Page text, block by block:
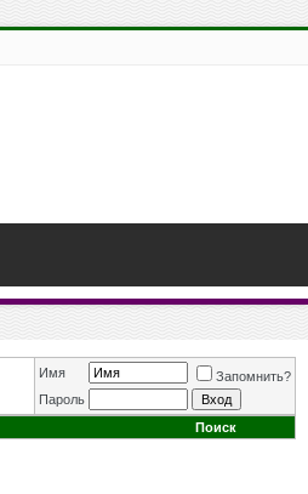
Имя
Запомнить?
Пароль
Поиск